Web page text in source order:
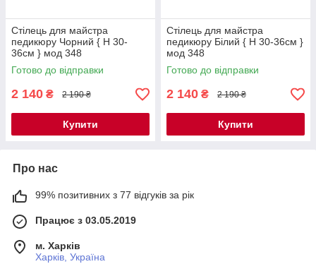
Стілець для майстра
педикюру Чорний { H 30-
36см } мод 348
Готово до відправки
2 140 ₴ 2 190 ₴
Купити
Стілець для майстра
педикюру Білий { H 30-36см }
мод 348
Готово до відправки
2 140 ₴ 2 190 ₴
Купити
Про нас
99% позитивних з 77 відгуків за рік
Працює з 03.05.2019
м. Харків
Харків, Україна